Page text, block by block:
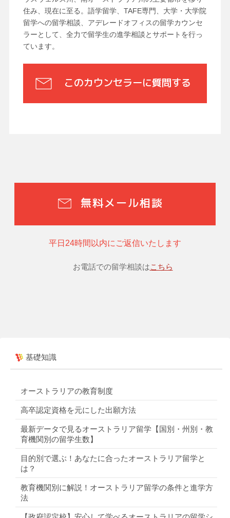
住み、現在に至る。語学留学、TAFE専門、大学・大学院
留学への留学相談、アデレードオフィスの留学カウンセ
ラーとして、全力で留学生の進学相談とサポートを行っ
ています。
このカウンセラーに質問する
無料メール相談
平日24時間以内にご返信いたします
お電話での留学相談はこちら
基礎知識
オーストラリアの教育制度
高卒認定資格を元にした出願方法
最新データで見るオーストラリア留学【国別・州別・教
育機関別の留学生数】
目的別で選ぶ！あなたに合ったオーストラリア留学と
は？
教育機関別に解説！オーストラリア留学の条件と進学方
法